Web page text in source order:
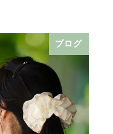
ブログ